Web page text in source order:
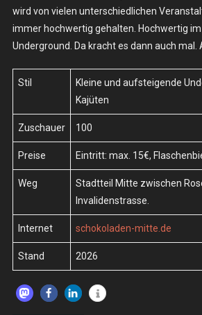
wird von vielen unterschiedlichen
immer hochwertig gehalten. Hochwertig im
Underground. Da kracht es dann auch mal.
Stil
Kleine und aufsteigende
Kajüten
Zuschauer 100
Preise Eintritt: max. 15€,
Weg
Stadtteil Mitte zwischen
Invalidenstrasse.
Internet schokoladen-mitte.de
Stand 2026